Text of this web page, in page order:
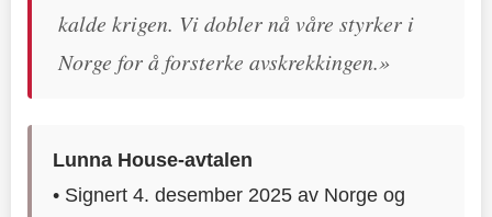
kalde krigen. Vi dobler nå våre styrker i
Norge for å forsterke avskrekkingen.»
Lunna House-avtalen
• Signert 4. desember 2025 av Norge og